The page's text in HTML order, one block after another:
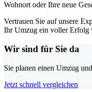
Wohnort oder Ihre neue
Vertrauen Sie auf unsere
Ihr Umzug ein voller Erfolg
Wir sind für Sie da
Sie planen einen Umzug
Jetzt schnell vergleichen